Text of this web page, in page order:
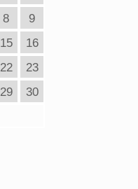
8
9
15
16
22
23
29
30